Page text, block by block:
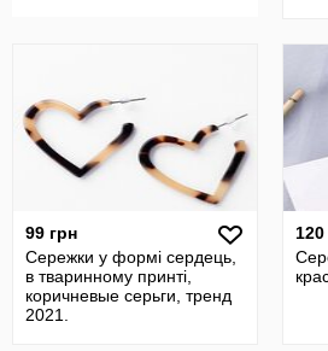
99 грн
Сережки у формі сердець,
в тваринному принті,
коричневые серьги, тренд
2021.
120